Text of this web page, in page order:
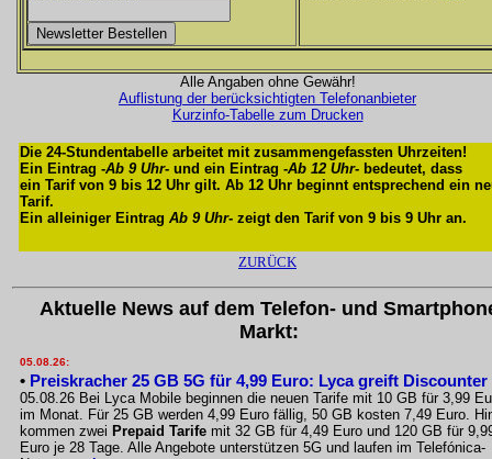
Alle Angaben ohne Gewähr!
Auflistung der berücksichtigten Telefonanbieter
Kurzinfo-Tabelle zum Drucken
Die 24-Stundentabelle arbeitet mit zusammengefassten Uhrzeiten!
Ein Eintrag -Ab 9 Uhr- und ein Eintrag -Ab 12 Uhr- bedeutet, dass
ein Tarif von 9 bis 12 Uhr gilt. Ab 12 Uhr beginnt entsprechend ein
Tarif.
Ein alleiniger Eintrag Ab 9 Uhr- zeigt den Tarif von 9 bis 9 Uhr an.
ZURÜCK
Aktuelle News auf dem Telefon- und
Markt:
05.08.26:
• Preiskracher 25 GB 5G für 4,99 Euro: Lyca greift Discounter
05.08.26 Bei Lyca Mobile beginnen die neuen Tarife mit 10 GB für 3,99
im Monat. Für 25 GB werden 4,99 Euro fällig, 50 GB kosten 7,49 Euro.
kommen zwei Prepaid Tarife mit 32 GB für 4,49 Euro und 120 GB für
Euro je 28 Tage. Alle Angebote unterstützen 5G und laufen im Telefónica-